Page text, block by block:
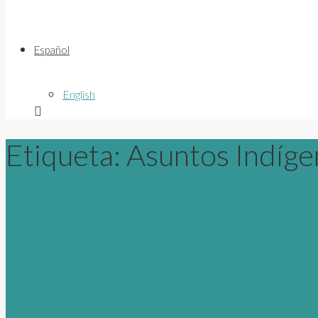
Español
English
Etiqueta: Asuntos